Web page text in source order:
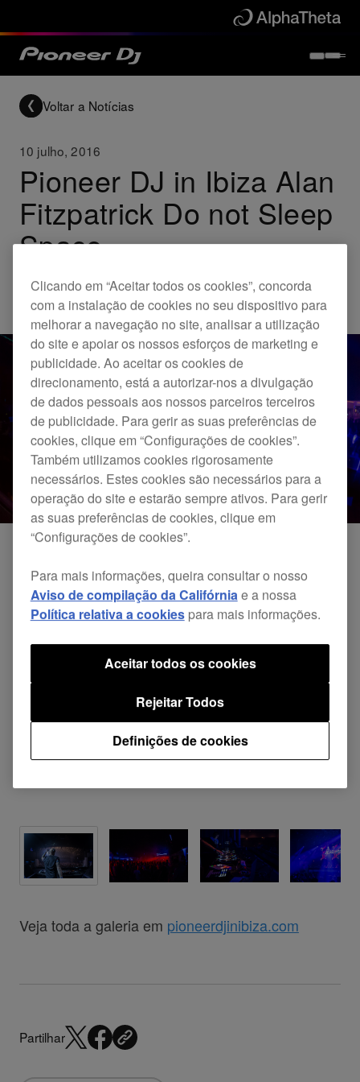
Voltar a Notícias
10 julho, 2016
Pioneer DJ in Ibiza Alan
Fitzpatrick Do not Sleep
Space
Veja toda a galeria em pioneerdjinibiza.com
Partilhar
Clicando em “Aceitar todos os cookies”, concorda
com a instalação de cookies no seu dispositivo para
melhorar a navegação no site, analisar a utilização
do site e apoiar os nossos esforços de marketing e
publicidade. Ao aceitar os cookies de
direcionamento, está a autorizar-nos a divulgação
de dados pessoais aos nossos parceiros terceiros
de publicidade. Para gerir as suas preferências de
cookies, clique em “Configurações de cookies”.
Também utilizamos cookies rigorosamente
necessários. Estes cookies são necessários para a
operação do site e estarão sempre ativos. Para gerir
as suas preferências de cookies, clique em
“Configurações de cookies”.
Para mais informações, queira consultar o nosso
Aviso de compilação da Califórniae a nossa
Política relativa a cookiespara mais informações.
Definições de cookies
Rejeitar Todos
Aceitar todos os cookies